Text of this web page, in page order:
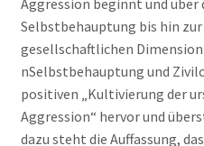
Selbstbehauptung bis hin
gesellschaftlichen
nSelbstbehauptung und
positiven „Kultivierung der
Aggression“ hervor und
dazu steht die Auffassung,